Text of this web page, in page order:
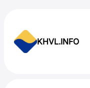
KHVL.INFO